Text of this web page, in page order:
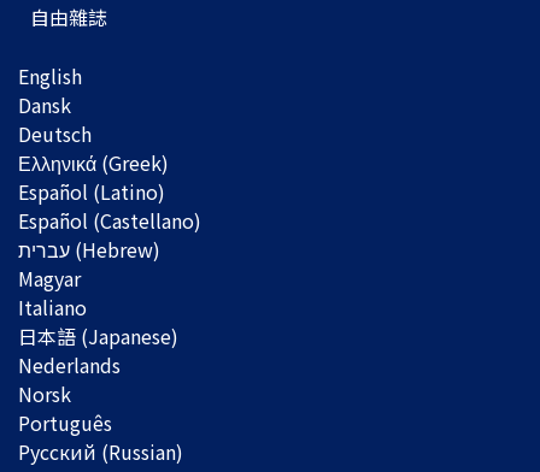
自由雜誌
English
Dansk
Deutsch
Ελληνικά (Greek)
Español (Latino)
Español (Castellano)
Magyar
Italiano
日本語 (Japanese)
Nederlands
Norsk
Português
Русский (Russian)